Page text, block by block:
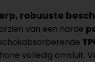
robuuste
van een harde
volledig omsluit.